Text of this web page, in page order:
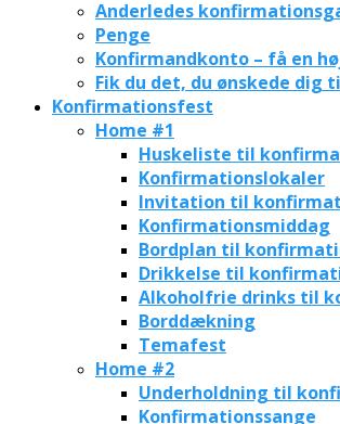
Anderledes
Penge
Konfirmandkonto – få en
Fik du det, du ønskede dig
Konfirmationsfest
Home #1
Huskeliste til
Konfirmationslokaler
Invitation til
Konfirmationsmiddag
Bordplan til
Drikkelse til
Alkoholfrie drinks til
Borddækning
Temafest
Home #2
Underholdning til
Konfirmationssange